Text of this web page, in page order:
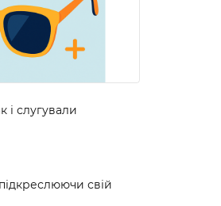
і слугували
свій